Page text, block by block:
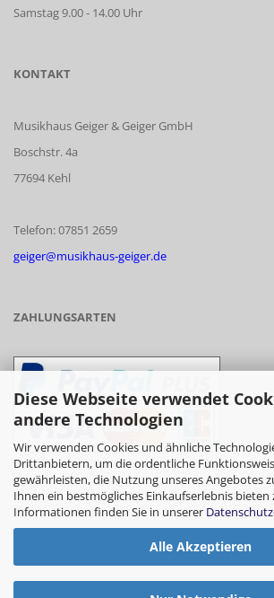
Diese Webseite verwendet
andere Technologien
Wir verwenden Cookies und ähnliche
Drittanbietern, um die ordentliche
gewährleisten, die Nutzung unseres Angebotes
Ihnen ein bestmögliches Einkaufserlebnis
Informationen finden Sie in unserer
Alle Akzeptieren
Samstag 9.00 - 14.00 Uhr
KONTAKT
Musikhaus Geiger & Geiger GmbH
Boschstr. 4a
77694 Kehl
Telefon: 07851 2659
geiger@musikhaus-geiger.de
ZAHLUNGSARTEN
- Vorkasse/Überweisung
- Barzahlung bei Abholung